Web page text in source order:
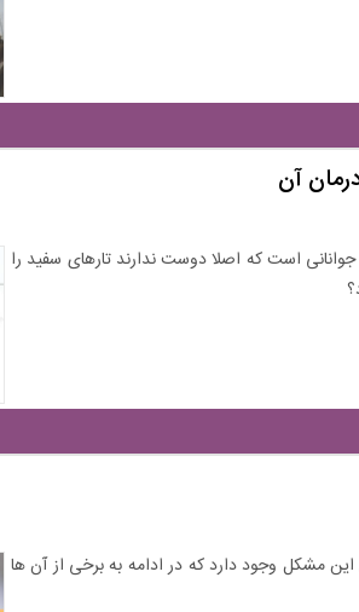
آن
است که اصلا دوست ندارند تارهای سفید را
مشکل وجود دارد که در ادامه به برخی از آن ها